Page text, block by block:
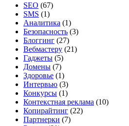
SEO (67)
SMS (1)
Аналитика (1)
Безопасность (3)
Блоггинг (27)
Вебмастеру (21)
Гаджеты (5)
Домены (7)
Здоровье (1)
Интервью (3)
Конкурсы (1)
Контекстная реклама (10)
Копирайтинг (22)
Партнерки (7)